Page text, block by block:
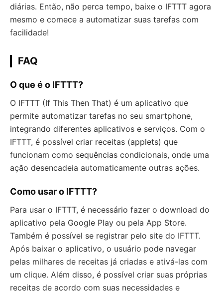
diárias. Então, não perca tempo, baixe o IFTTT agora
mesmo e comece a automatizar suas tarefas com
facilidade!
FAQ
O que é o IFTTT?
O IFTTT (If This Then That) é um aplicativo que
permite automatizar tarefas no seu smartphone,
integrando diferentes aplicativos e serviços. Com o
IFTTT, é possível criar receitas (applets) que
funcionam como sequências condicionais, onde uma
ação desencadeia automaticamente outras ações.
Como usar o IFTTT?
Para usar o IFTTT, é necessário fazer o download do
aplicativo pela Google Play ou pela App Store.
Também é possível se registrar pelo site do IFTTT.
Após baixar o aplicativo, o usuário pode navegar
pelas milhares de receitas já criadas e ativá-las com
um clique. Além disso, é possível criar suas próprias
receitas de acordo com suas necessidades e